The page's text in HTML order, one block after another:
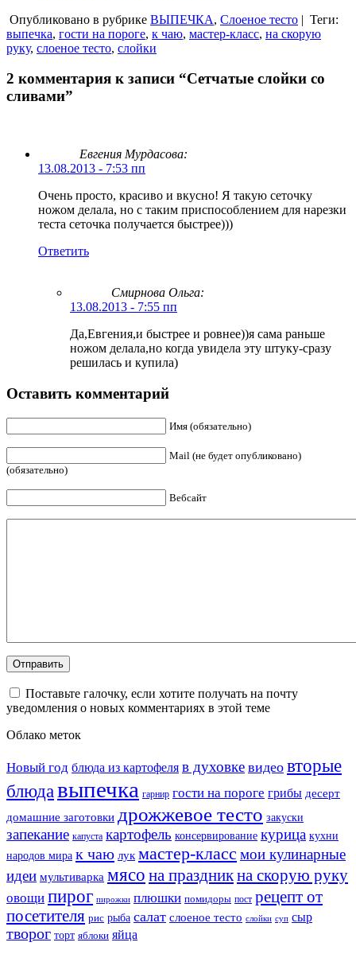
Опубликовано в рубрике ВЫПЕЧКА, Слоеное тесто | Теги:
выпечка, гости на пороге, к чаю, мастер-класс, на скорую
руку, слоеное тесто, слойки
2 комментария к записи “Сетчатые слойки со
сливами”
Евгения Мурдасова:
13.08.2013 - 7:53 пп
Очень просто, красиво и вкусно! Я такую сеточку
ножом делала, но с таким приспособлением для нарезки
теста сеточка получается быстрее)))
Ответить
Смирнова Ольга:
13.08.2013 - 7:55 пп
Да,Евгения,и быстрее и ровнее))я сама раньше
ножом делала,но когда увидела эту штуку-сразу
решилась и купила)
Оставить комментарий
Имя (обязательно)
Mail (не будет опубликовано)
(обязательно)
Вебсайт
Поставьте галочку, если хотите получать на почту
уведомления о новых комментариях в этой теме
Облако меток
Новый год блюда из картофеля в духовке видео вторые
блюдавыпечка гарнир гости на пороге грибы десерт
домашние заготовки дрожжевое тесто закуски
запекание капуста картофель консервирование курица кухни
народов мира к чаю лук мастер-класс мои кулинарные
идеи мультиварка мясо на праздникна скорую руку
овощи пирог пирожки плюшки помидоры пост рецепт от
посетителя рис рыба салат слоеное тесто слойки суп сыр
творог торт яблоки яйца